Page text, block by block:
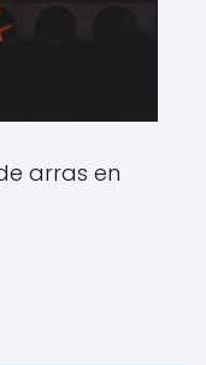
arras en